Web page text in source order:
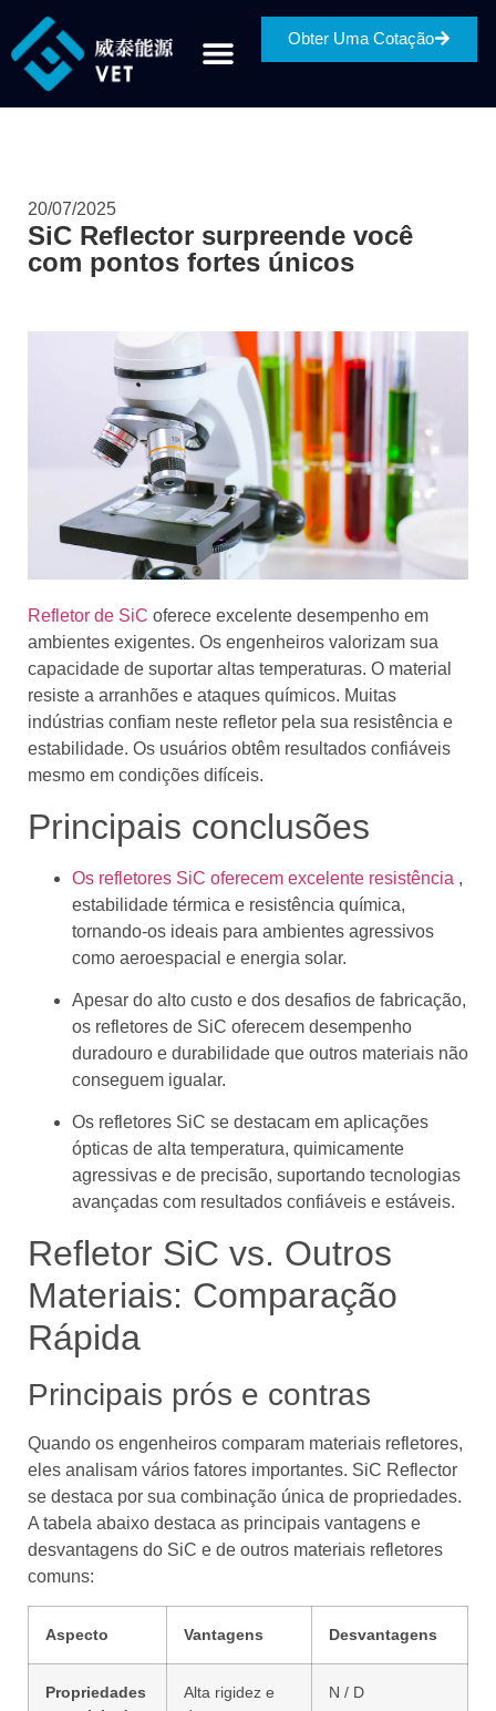
Obter Uma Cotação
20/07/2025
SiC Reflector surpreende você
com pontos fortes únicos
Refletor de SiC oferece excelente desempenho em
ambientes exigentes. Os engenheiros valorizam sua
capacidade de suportar altas temperaturas. O material
resiste a arranhões e ataques químicos. Muitas
indústrias confiam neste refletor pela sua resistência e
estabilidade. Os usuários obtêm resultados confiáveis ​​
mesmo em condições difíceis.
Principais conclusões
Os refletores SiC oferecem excelente resistência ,
estabilidade térmica e resistência química,
tornando-os ideais para ambientes agressivos
como aeroespacial e energia solar.
Apesar do alto custo e dos desafios de fabricação,
os refletores de SiC oferecem desempenho
duradouro e durabilidade que outros materiais não
conseguem igualar.
Os refletores SiC se destacam em aplicações
ópticas de alta temperatura, quimicamente
agressivas e de precisão, suportando tecnologias
avançadas com resultados confiáveis ​​e estáveis.
Refletor SiC vs. Outros
Materiais: Comparação
Rápida
Principais prós e contras
Quando os engenheiros comparam materiais refletores,
eles analisam vários fatores importantes. SiC Reflector
se destaca por sua combinação única de propriedades.
A tabela abaixo destaca as principais vantagens e
desvantagens do SiC e de outros materiais refletores
comuns:
Aspecto Vantagens Desvantagens
Propriedades
Alta rigidez e
N / D